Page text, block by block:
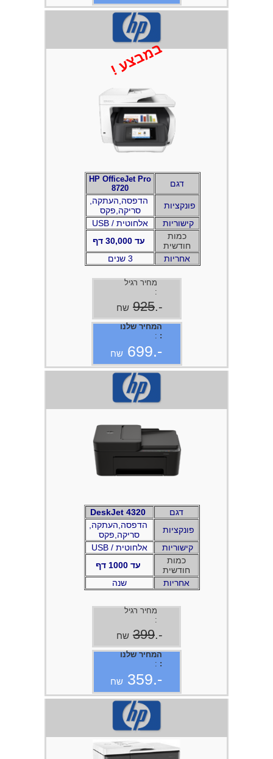
דגם
HP OfficeJet Pro
8720​
פונקציות
סריקה,פקס
קישוריות
USB / אלחוטית
כמות
חודשית
עד 30,000 דף
אחריות
3 שנים
המחיר שלנו
:
:
-.699 שח
מחיר רגיל
:
-.
925 שח
במבצע !
המחיר שלנו
:
:
-.359 שח
מחיר רגיל
:
-.
399 שח
דגם
פונקציות
סריקה,פקס
קישוריות
USB / אלחוטית
כמות
חודשית
עד 1000 דף
אחריות
שנה